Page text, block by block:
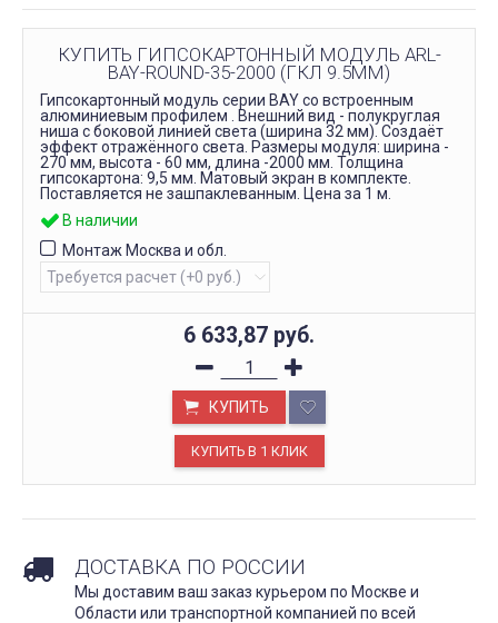
КУПИТЬ ГИПСОКАРТОННЫЙ МОДУЛЬ ARL-
BAY-ROUND-35-2000 (ГКЛ 9.5ММ)
Гипсокартонный модуль серии BAY со встроенным
алюминиевым профилем . Внешний вид - полукруглая
ниша с боковой линией света (ширина 32 мм). Создаёт
эффект отражённого света. Размеры модуля: ширина -
270 мм, высота - 60 мм, длина -2000 мм. Толщина
гипсокартона: 9,5 мм. Матовый экран в комплекте.
Поставляется не зашпаклеванным. Цена за 1 м.
В наличии
Монтаж Москва и обл.
6 633,87 руб.
КУПИТЬ
ДОСТАВКА ПО РОССИИ
Мы доставим ваш заказ курьером по Москве и
Области или транспортной компанией по всей